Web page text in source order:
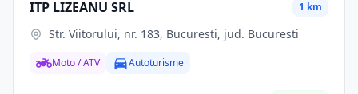
ITP LIZEANU SRL 1 km
Str. Viitorului, nr. 183, Bucuresti, jud. Bucuresti
Moto / ATV Autoturisme